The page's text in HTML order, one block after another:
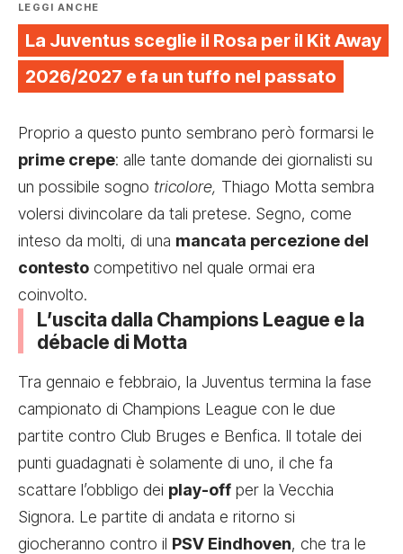
LEGGI ANCHE
La Juventus sceglie il Rosa per il Kit Away
2026/2027 e fa un tuffo nel passato
Proprio a questo punto sembrano però formarsi le
prime crepe: alle tante domande dei giornalisti su
un possibile sogno tricolore, Thiago Motta sembra
volersi divincolare da tali pretese. Segno, come
inteso da molti, di una mancata percezione del
contesto competitivo nel quale ormai era
coinvolto.
L’uscita dalla Champions League e la
débacle di Motta
Tra gennaio e febbraio, la Juventus termina la fase
campionato di Champions League con le due
partite contro Club Bruges e Benfica. Il totale dei
punti guadagnati è solamente di uno, il che fa
scattare l’obbligo dei play-off per la Vecchia
Signora. Le partite di andata e ritorno si
giocheranno contro il PSV Eindhoven, che tra le